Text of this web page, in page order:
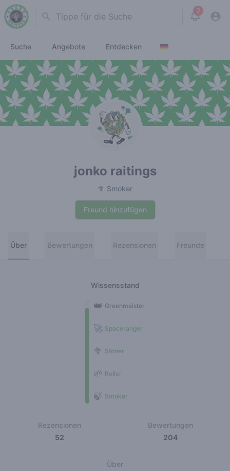
Search 2
View
Suche Angebote Entdecken
jonko raitings
🥦 Smoker
Freund hinzufügen
Über Bewertungen Rezensionen Freunde
Wissensstand
🍃 Smoker
🌱 Roller
🥦 Stoner
🚀 Spaceranger
👑 Greenmeister
Rezensionen
52
Bewertungen
204
Über